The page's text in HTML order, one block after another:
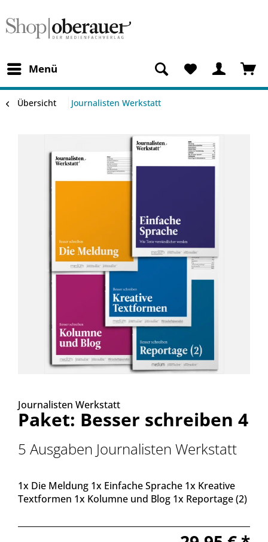
Menü
Übersicht Journalisten Werkstatt
Journalisten Werkstatt
Paket: Besser schreiben 4
5 Ausgaben Journalisten Werkstatt
1x Die Meldung 1x Einfache Sprache 1x Kreative
Textformen 1x Kolumne und Blog 1x Reportage (2)